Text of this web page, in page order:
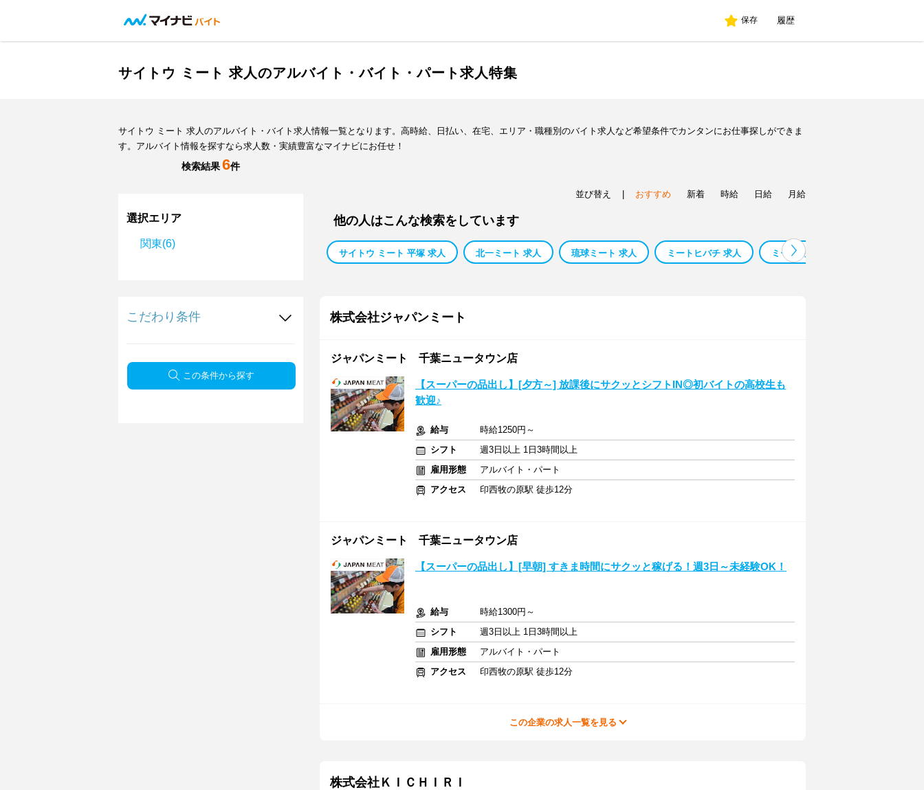
保存 履歴
サイトウ ミート 求人のアルバイト・バイト・パート求人特集
サイトウ ミート 求人のアルバイト・バイト求人情報一覧となります。高時給、日払い、在宅、エリア・職種別のバイト求人など希望条件でカンタンにお仕事探しができま
す。アルバイト情報を探すなら求人数・実績豊富なマイナビにお任せ！
検索結果6件
選択エリア
関東(6)
こだわり条件
この条件から探す
並び替え おすすめ 新着 時給 日給 月給
他の人はこんな検索をしています
サイトウ ミート 平塚 求人 北一ミート 求人 琉球ミート 求人 ミートヒバチ 求人 ミート物流株式会社 求人
株式会社ジャパンミート
ジャパンミート 千葉ニュータウン店
【スーパーの品出し】[夕方～] 放課後にサクッとシフトIN◎初バイトの高校生も
歓迎♪
給与
時給1250円～
シフト
週3日以上 1日3時間以上
雇用形態
アルバイト・パート
アクセス
印西牧の原駅 徒歩12分
ジャパンミート 千葉ニュータウン店
【スーパーの品出し】[早朝] すきま時間にサクッと稼げる！週3日～未経験OK！
給与
時給1300円～
シフト
週3日以上 1日3時間以上
雇用形態
アルバイト・パート
アクセス
印西牧の原駅 徒歩12分
この企業の求人一覧を見る
株式会社ＫＩＣＨＩＲＩ